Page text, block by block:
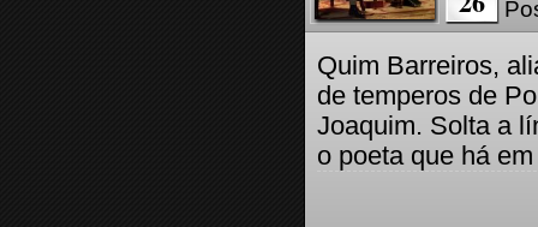
Quim Barreiros,
de temperos de
Joaquim. Solta a
o poeta que há